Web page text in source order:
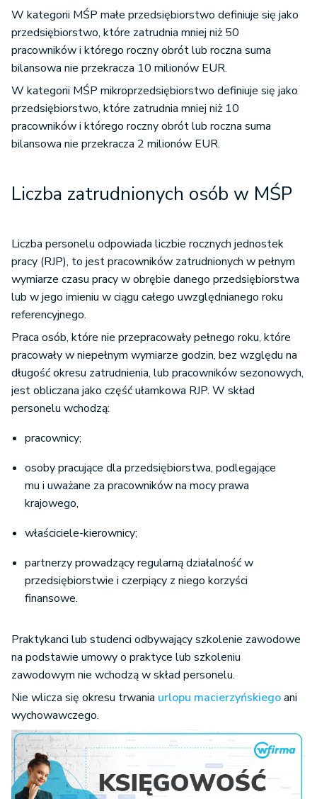
W kategorii MŚP małe przedsiębiorstwo definiuje się jako
przedsiębiorstwo, które zatrudnia mniej niż 50
pracowników i którego roczny obrót lub roczna suma
bilansowa nie przekracza 10 milionów EUR.
W kategorii MŚP mikroprzedsiębiorstwo definiuje się jako
przedsiębiorstwo, które zatrudnia mniej niż 10
pracowników i którego roczny obrót lub roczna suma
bilansowa nie przekracza 2 milionów EUR.
Liczba zatrudnionych osób w MŚP
Liczba personelu odpowiada liczbie rocznych jednostek
pracy (RJP), to jest pracowników zatrudnionych w pełnym
wymiarze czasu pracy w obrębie danego przedsiębiorstwa
lub w jego imieniu w ciągu całego uwzględnianego roku
referencyjnego.
Praca osób, które nie przepracowały pełnego roku, które
pracowały w niepełnym wymiarze godzin, bez względu na
długość okresu zatrudnienia, lub pracowników sezonowych,
jest obliczana jako część ułamkowa RJP. W skład
personelu wchodzą:
pracownicy;
osoby pracujące dla przedsiębiorstwa, podlegające
mu i uważane za pracowników na mocy prawa
krajowego,
właściciele-kierownicy;
partnerzy prowadzący regularną działalność w
przedsiębiorstwie i czerpiący z niego korzyści
finansowe.
Praktykanci lub studenci odbywający szkolenie zawodowe
na podstawie umowy o praktyce lub szkoleniu
zawodowym nie wchodzą w skład personelu.
Nie wlicza się okresu trwania urlopu macierzyńskiegoani
wychowawczego.